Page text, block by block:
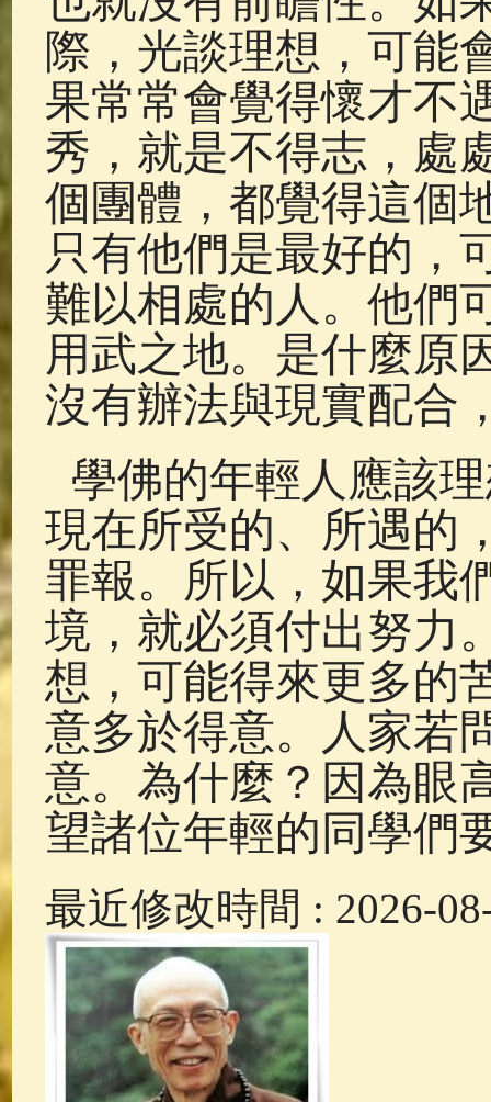
際，光談理想，可能
果常常會覺得懷才不
秀，就是不得志，處
個團體，都覺得這個
只有他們是最好的，
難以相處的人。他們
用武之地。是什麼原
沒有辦法與現實配合
學佛的年輕人應該
現在所受的、所遇的
罪報。所以，如果我
境，就必須付出努力
想，可能得來更多的
意多於得意。人家若
意。為什麼？因為眼
望諸位年輕的同學們
最近修改時間 : 2026-